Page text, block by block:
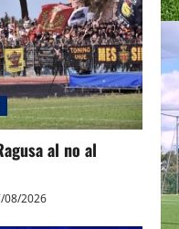
al no al
08/2026